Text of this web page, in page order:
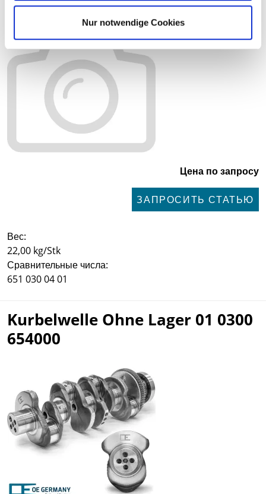
Nur notwendige Cookies
Цена по запросу
ЗАПРОСИТЬ СТАТЬЮ
Вес:
22,00 kg/Stk
Сравнительные числа:
651 030 04 01
Kurbelwelle Ohne Lager 01 0300
654000